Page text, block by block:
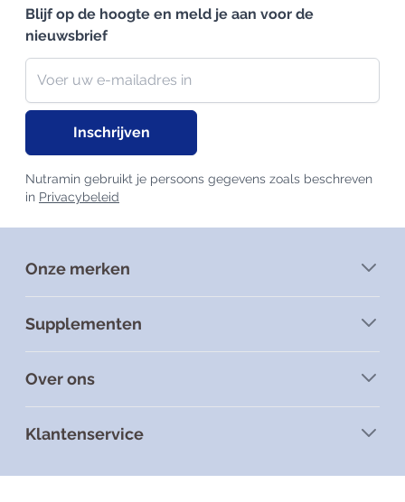
Blijf op de hoogte en meld je aan voor de
nieuwsbrief
Nieuwsbrief
E-mailadres
Inschrijven
Nutramin gebruikt je persoons gegevens zoals beschreven
in Privacybeleid
Onze merken
Supplementen
Over ons
Klantenservice